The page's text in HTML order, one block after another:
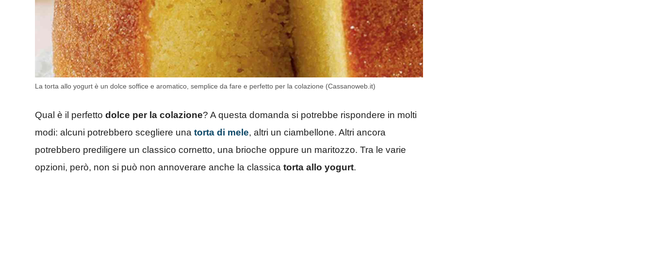
La torta allo yogurt è un dolce soffice e aromatico, semplice da fare e perfetto per la colazione (Cassanoweb.it)
Qual è il perfetto dolce per la colazione? A questa domanda si potrebbe rispondere in molti
modi: alcuni potrebbero scegliere una torta di mele, altri un ciambellone. Altri ancora
potrebbero prediligere un classico cornetto, una brioche oppure un maritozzo. Tra le varie
opzioni, però, non si può non annoverare anche la classica torta allo yogurt.